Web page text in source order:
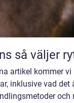
Träns så
artikel kommer
inklusive vad det
och